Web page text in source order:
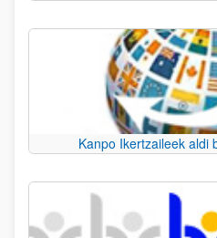
Kanpo Ikertzaileek aldi